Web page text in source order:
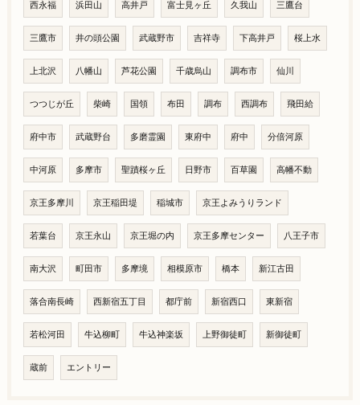
西永福 浜田山 高井戸 富士見ヶ丘 久我山 三鷹台
三鷹市 井の頭公園 武蔵野市 吉祥寺 下高井戸 桜上水
上北沢 八幡山 芦花公園 千歳烏山 調布市 仙川
つつじが丘 柴崎 国領 布田 調布 西調布 飛田給
府中市 武蔵野台 多磨霊園 東府中 府中 分倍河原
中河原 多摩市 聖蹟桜ヶ丘 日野市 百草園 高幡不動
京王多摩川 京王稲田堤 稲城市 京王よみうりランド
若葉台 京王永山 京王堀の内 京王多摩センター 八王子市
南大沢 町田市 多摩境 相模原市 橋本 新江古田
落合南長崎 西新宿五丁目 都庁前 新宿西口 東新宿
若松河田 牛込柳町 牛込神楽坂 上野御徒町 新御徒町
蔵前 エントリー